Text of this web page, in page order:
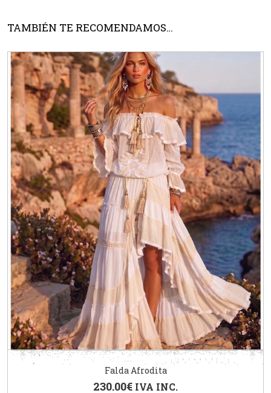
TAMBIÉN TE RECOMENDAMOS…
Falda Afrodita
230.00€ IVA INC.